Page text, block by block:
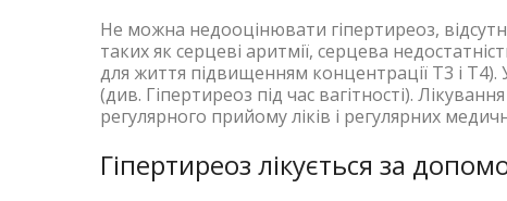
Не можна недооцінювати гіпертиреоз,
таких як серцеві аритмії, серцева
для життя підвищенням концентрації Т3 і Т4).
(див. Гіпертиреоз під час вагітності).
регулярного прийому ліків і регулярних
Гіпертиреоз лікується за